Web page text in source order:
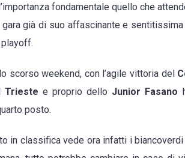
derby
Djurovic:
“Il
fondamentale quello che
gara già di suo affascinante e
scorso weekend, con l’agile vittoria del
Trieste e proprio dello Junior Fasano
posto.
in classifica vede ora infatti i